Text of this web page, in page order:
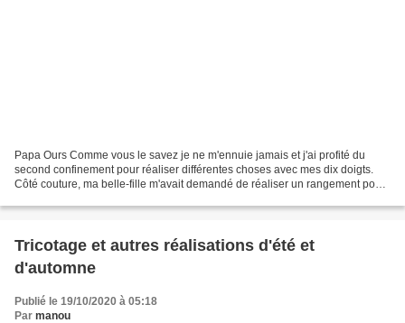
Papa Ours Comme vous le savez je ne m'ennuie jamais et j'ai profité du
second confinement pour réaliser différentes choses avec mes dix doigts.
Côté couture, ma belle-fille m'avait demandé de réaliser un rangement pour
Tricotage et autres réalisations d'été et
d'automne
Publié le 19/10/2020 à 05:18
Par manou